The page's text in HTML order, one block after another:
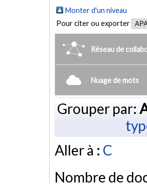
Monter d'un niveau
Pour citer ou exporter
Réseau de
Nuage de mots
Grouper par:
Aller à : C
Nombre de